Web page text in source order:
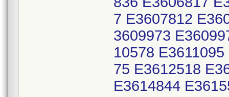
7 E3607812
3609973
10578
75 E3612518
E3614844